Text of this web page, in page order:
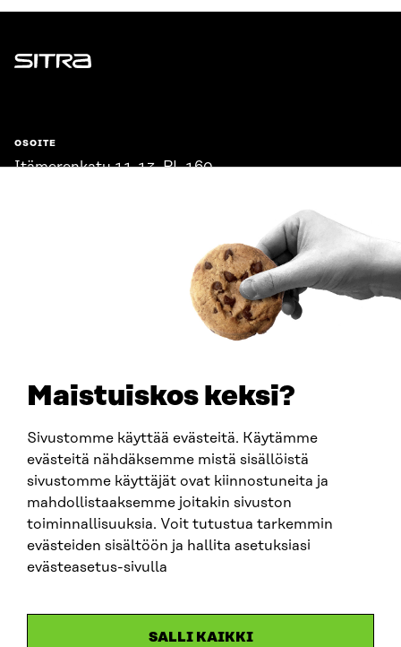
Maistuiskos keksi?
Sivustomme käyttää evästeitä. Käytämme
evästeitä nähdäksemme mistä sisällöistä
sivustomme käyttäjät ovat kiinnostuneita ja
mahdollistaaksemme joitakin sivuston
toiminnallisuuksia. Voit tutustua tarkemmin
evästeiden sisältöön ja hallita asetuksiasi
evästeasetus-sivulla
SALLI KAIKKI
Sitra
OSOITE
Itämerenkatu 11-13, PL 160,
SITRA SOSIAALISESSA MEDIASSA
LinkedIn
Instagram
YouTube